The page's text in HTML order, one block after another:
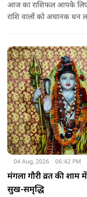
आज का राशिफल आपके
राशि वालों को अचानक धन
सकता है.
04 Aug, 2026 06:42 PM
मंगला गौरी व्रत की
सुख-समृद्धि